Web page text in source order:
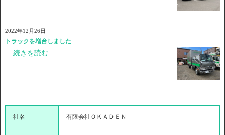
2022年12月26日
トラックを増台しました
... 続きを読む
社名 有限会社ＯＫＡＤＥＮ